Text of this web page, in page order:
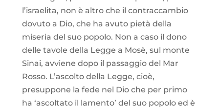
l’israelita, non è altro che il contraccambio
dovuto a Dio, che ha avuto pietà della
miseria del suo popolo. Non a caso il dono
delle tavole della Legge a Mosè, sul monte
Sinai, avviene dopo il passaggio del Mar
Rosso. L’ascolto della Legge, cioè,
presuppone la fede nel Dio che per primo
ha ‘ascoltato il lamento’ del suo popolo ed è